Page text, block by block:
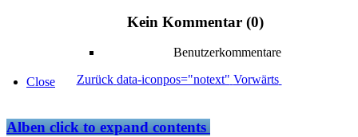
Kein Kommentar (0)
Benutzerkommentare
Zurück data-iconpos="notext" Vorwärts
Close
Albenclick to expand contents